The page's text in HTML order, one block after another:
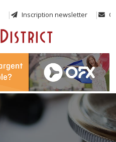
Inscription newsletter